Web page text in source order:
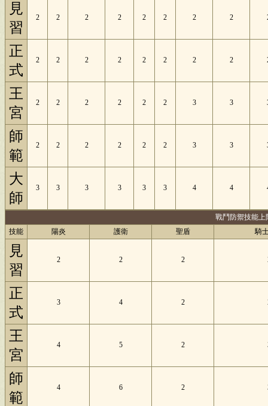
見
習
2 2 2 2 2 2 2 2
正
式
2 2 2 2 2 2 2 2
王
宮
2 2 2 2 2 2 3 3
師
範
2 2 2 2 2 2 3 3
大
師
3 3 3 3 3 3 4 4
戰鬥防禦技能上
技能
陽炎 護衛 聖盾 騎
見
習
2 2 2
正
式
3 4 2
王
宮
4 5 2
師
範
4 6 2